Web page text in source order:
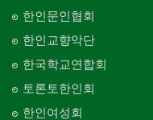
한인문인협회
한인교향악단
한국학교연합회
토론토한인회
한인여성회